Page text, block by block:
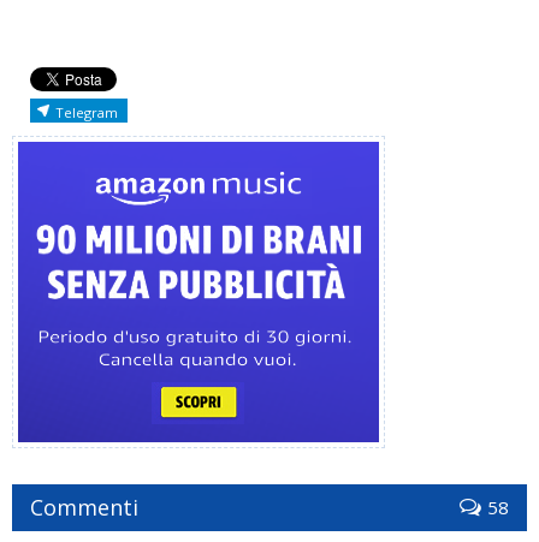
Telegram
Commenti 58